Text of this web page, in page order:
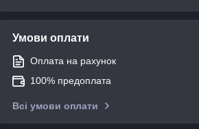
Умови оплати
Оплата на рахунок
100% предоплата
Всі умови оплати